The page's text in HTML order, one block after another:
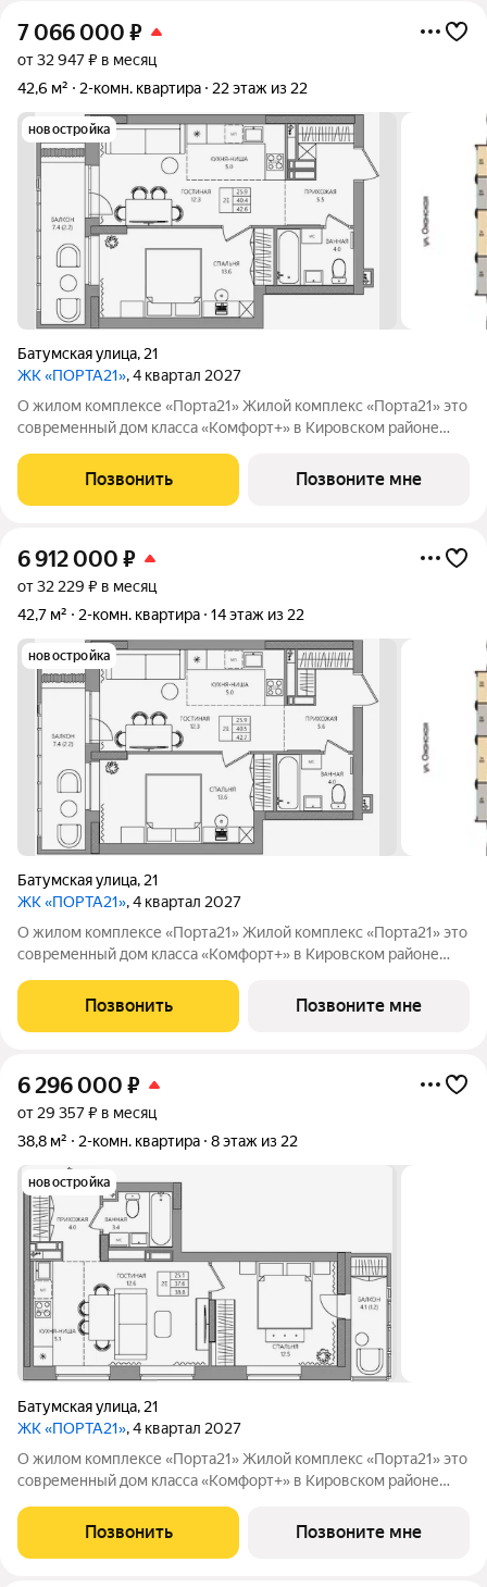
7 066 000 ₽
от 32 947 ₽ в месяц
42,6 м²
2-комн. квартира 22 этаж из 22
новостройка
Батумская улица, 21
ЖК «ПОРТА21», 4 квартал 2027
О жилом комплексе «Порта21» Жилой комплекс «Порта21» это
современный дом класса «Комфорт+» в Кировском районе
баланс между городской жизнью и ощущением спокойствия.
Виды на Каму и близость
Позвонить Позвоните мне
6 912 000 ₽
от 32 229 ₽ в месяц
42,7 м²
2-комн. квартира 14 этаж из 22
новостройка
Батумская улица, 21
ЖК «ПОРТА21», 4 квартал 2027
О жилом комплексе «Порта21» Жилой комплекс «Порта21» это
современный дом класса «Комфорт+» в Кировском районе
баланс между городской жизнью и ощущением спокойствия.
Виды на Каму и близость
Позвонить Позвоните мне
6 296 000 ₽
от 29 357 ₽ в месяц
38,8 м²
2-комн. квартира 8 этаж из 22
новостройка
Батумская улица, 21
ЖК «ПОРТА21», 4 квартал 2027
О жилом комплексе «Порта21» Жилой комплекс «Порта21» это
современный дом класса «Комфорт+» в Кировском районе
баланс между городской жизнью и ощущением спокойствия.
Виды на Каму и близость
Позвонить Позвоните мне